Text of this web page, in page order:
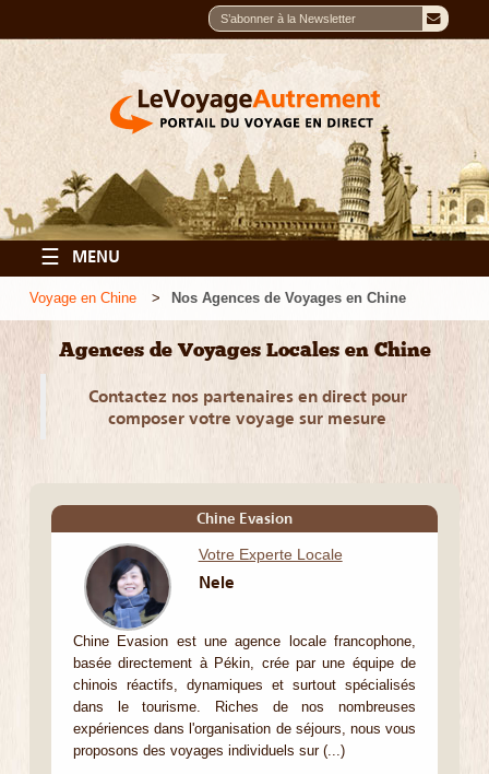
☰ MENU
Voyage en Chine Nos Agences de Voyages en Chine
Agences de Voyages Locales en Chine
Contactez nos partenaires en direct pour
composer votre voyage sur mesure
Chine Evasion
Votre Experte Locale
Nele
Chine Evasion est une agence locale francophone,
basée directement à Pékin, crée par une équipe de
chinois réactifs, dynamiques et surtout spécialisés
dans le tourisme. Riches de nos nombreuses
expériences dans l'organisation de séjours, nous vous
proposons des voyages individuels sur (...)